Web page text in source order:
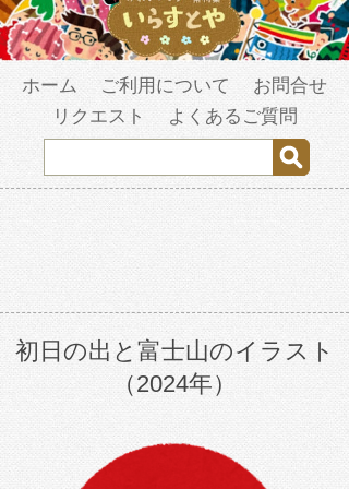
ホーム ご利用について
お問合せ
リクエスト
よくあるご質問
初日の出と富士山のイラスト
（2024年）